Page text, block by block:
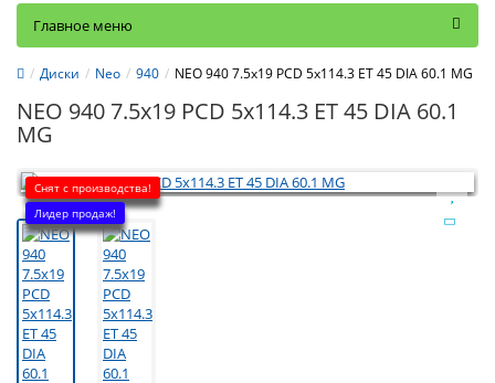
Главное меню
Диски Neo 940 NEO 940 7.5x19 PCD 5x114.3 ET 45 DIA 60.1 MG
NEO 940 7.5x19 PCD 5x114.3 ET 45 DIA 60.1
MG
Снят с производства!
Лидер продаж!